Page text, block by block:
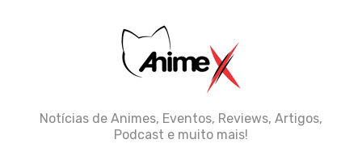
Notícias de Animes, Eventos, Reviews, Artigos,
Podcast e muito mais!